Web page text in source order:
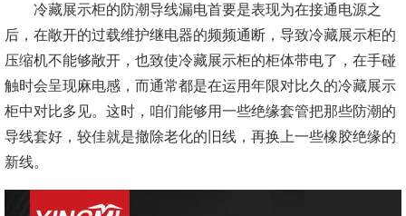
冷藏展示柜的防潮导线漏电首要是表现为在接通电源之
后，在敞开的过载维护继电器的频频通断，导致冷藏展示柜的
压缩机不能够敞开，也致使冷藏展示柜的柜体带电了，在手碰
触时会呈现麻电感，而通常都是在运用年限对比久的冷藏展示
柜中对比多见。这时，咱们能够用一些绝缘套管把那些防潮的
导线套好，较佳就是撤除老化的旧线，再换上一些橡胶绝缘的
新线。